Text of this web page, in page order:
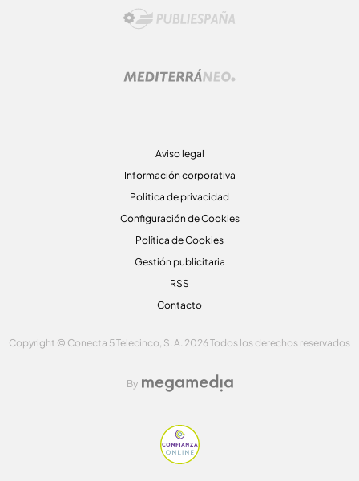
Aviso legal
Información corporativa
Politica de privacidad
Configuración de Cookies
Política de Cookies
Gestión publicitaria
RSS
Contacto
Copyright © Conecta 5 Telecinco, S. A. 2026 Todos los derechos reservados
By